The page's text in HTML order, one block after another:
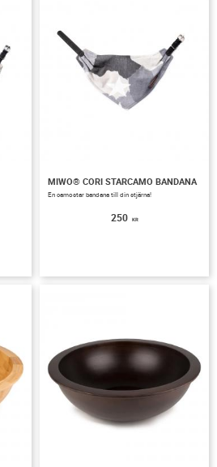
MIWO® CORI STARCAMO BANDANA
En camostar bandana till din stjärna!
250 KR